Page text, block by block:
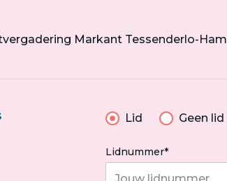
Markant Tessenderlo-Ham
Lid Geen lid
Lidnummer*